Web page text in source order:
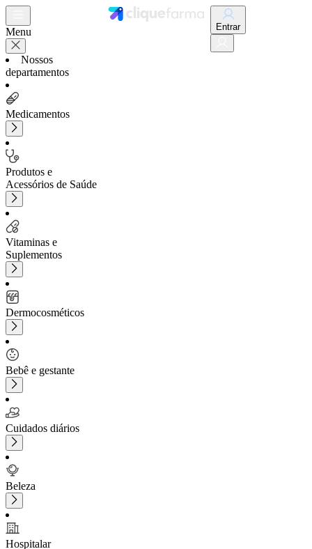
Menu
Nossos
departamentos
Medicamentos
Produtos e
Acessórios de Saúde
Vitaminas e
Suplementos
Dermocosméticos
Bebê e gestante
Cuidados diários
Beleza
Hospitalar
Entrar